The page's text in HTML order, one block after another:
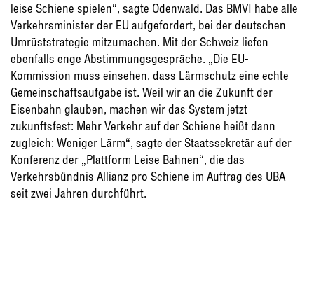
leise Schiene spielen“, sagte Odenwald. Das BMVI habe alle
Verkehrsminister der EU aufgefordert, bei der deutschen
Umrüststrategie mitzumachen. Mit der Schweiz liefen
ebenfalls enge Abstimmungsgespräche. „Die EU-
Kommission muss einsehen, dass Lärmschutz eine echte
Gemeinschaftsaufgabe ist. Weil wir an die Zukunft der
Eisenbahn glauben, machen wir das System jetzt
zukunftsfest: Mehr Verkehr auf der Schiene heißt dann
zugleich: Weniger Lärm“, sagte der Staatssekretär auf der
Konferenz der „Plattform Leise Bahnen“, die das
Verkehrsbündnis Allianz pro Schiene im Auftrag des UBA
seit zwei Jahren durchführt.